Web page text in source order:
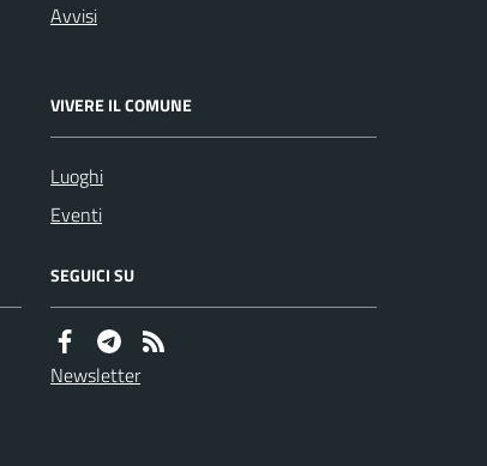
Avvisi
VIVERE IL COMUNE
Luoghi
Eventi
SEGUICI SU
Newsletter